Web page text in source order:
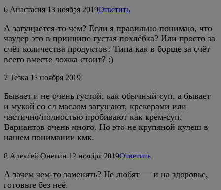
6 Анастасия 13 ноября 2019Ответить
А загущается-то чем? Если я правильно понимаю, что
чаудер это в принципе густая похлёбка? Или просто за
счёт количества продуктов? Типа как в борще за счёт
всего вместе ложка стоит? :)
7 Тезка 13 ноября 2019
Бывает и не очень густой, как обычный суп, а бывает
и мукой со сл маслом загущают, крекерами или
частично/полностью пробивают как крем-суп.
Вариантов очень много. Но это не крупяной кулеш в
нашем понимании кмк.
8 Алексей Онегин 12 ноября 2019Ответить
А зачем чем-то заменять? Не любят — и на здоровье,
готовьте без неё.